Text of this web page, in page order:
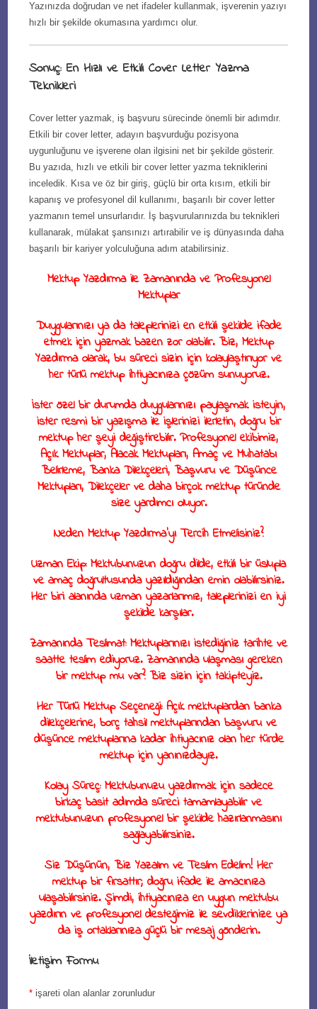
Yazınızda doğrudan ve net ifadeler kullanmak, işverenin yazıyı
hızlı bir şekilde okumasına yardımcı olur.
Sonuç: En Hızlı ve Etkili Cover Letter Yazma
Teknikleri
Cover letter yazmak, iş başvuru sürecinde önemli bir adımdır.
Etkili bir cover letter, adayın başvurduğu pozisyona
uygunluğunu ve işverene olan ilgisini net bir şekilde gösterir.
Bu yazıda, hızlı ve etkili bir cover letter yazma tekniklerini
inceledik. Kısa ve öz bir giriş, güçlü bir orta kısım, etkili bir
kapanış ve profesyonel dil kullanımı, başarılı bir cover letter
yazmanın temel unsurlarıdır. İş başvurularınızda bu teknikleri
kullanarak, mülakat şansınızı artırabilir ve iş dünyasında daha
başarılı bir kariyer yolculuğuna adım atabilirsiniz.
Mektup Yazdırma ile Zamanında ve Profesyonel
Mektuplar
Duygularınızı ya da taleplerinizi en etkili şekilde ifade
etmek için yazmak bazen zor olabilir. Biz, Mektup
Yazdırma olarak, bu süreci sizin için kolaylaştırıyor ve
her türlü mektup ihtiyacınıza çözüm sunuyoruz.
İster özel bir durumda duygularınızı paylaşmak isteyin,
ister resmi bir yazışma ile işlerinizi ilerletin, doğru bir
mektup her şeyi değiştirebilir. Profesyonel ekibimiz,
Açık Mektuplar, Alacak Mektupları, Amaç ve Muhatabı
Belirleme, Banka Dilekçeleri, Başvuru ve Düşünce
Mektupları, Dilekçeler ve daha birçok mektup türünde
size yardımcı oluyor.
Neden Mektup Yazdırma’yı Tercih Etmelisiniz?
Uzman Ekip: Mektubunuzun doğru dilde, etkili bir üslupla
ve amaç doğrultusunda yazıldığından emin olabilirsiniz.
Her biri alanında uzman yazarlarımız, taleplerinizi en iyi
şekilde karşılar.
Zamanında Teslimat: Mektuplarınızı istediğiniz tarihte ve
saatte teslim ediyoruz. Zamanında ulaşması gereken
bir mektup mu var? Biz sizin için takipteyiz.
Her Türlü Mektup Seçeneği: Açık mektuplardan banka
dilekçelerine, borç tahsil mektuplarından başvuru ve
düşünce mektuplarına kadar ihtiyacınız olan her türde
mektup için yanınızdayız.
Kolay Süreç: Mektubunuzu yazdırmak için sadece
birkaç basit adımda süreci tamamlayabilir ve
mektubunuzun profesyonel bir şekilde hazırlanmasını
sağlayabilirsiniz.
Siz Düşünün, Biz Yazalım ve Teslim Edelim!Her
mektup bir fırsattır; doğru ifade ile amacınıza
ulaşabilirsiniz. Şimdi, ihtiyacınıza en uygun mektubu
yazdırın ve profesyonel desteğimiz ile sevdiklerinize ya
da iş ortaklarınıza güçlü bir mesaj gönderin.
İletişim Formu
* işareti olan alanlar zorunludur